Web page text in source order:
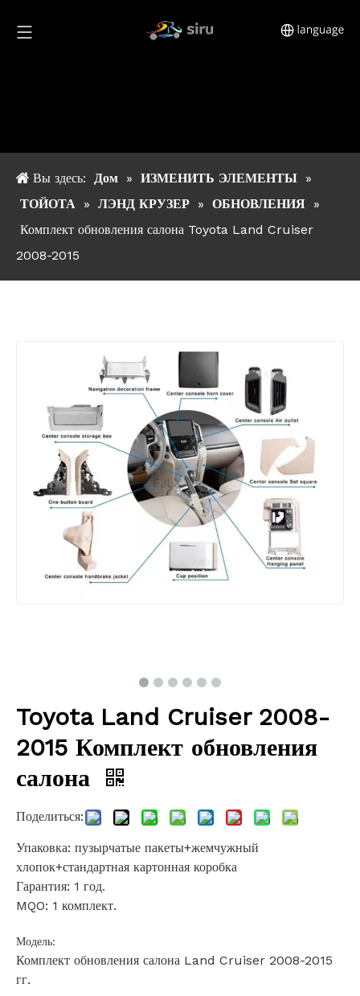
Вы здесь: Дом » ИЗМЕНИТЬ ЭЛЕМЕНТЫ »
ТОЙОТА » ЛЭНД КРУЗЕР » ОБНОВЛЕНИЯ »
Комплект обновления салона Toyota Land Cruiser
2008-2015
Toyota Land Cruiser 2008-
2015 Комплект обновления
салона
Поделиться:
Упаковка: пузырчатые пакеты+жемчужный
хлопок+стандартная картонная коробка
Гарантия: 1 год.
MQO: 1 комплект.
Модель:
Комплект обновления салона Land Cruiser 2008-2015
гг.